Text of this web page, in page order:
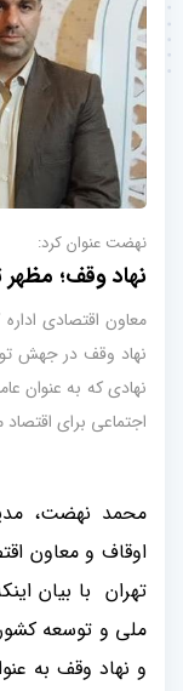
نهضت عنوان کرد:
نهاد وقف؛
معاون اقتصادی
نهاد وقف در جهش
نهادی که به عنوان
اجتماعی برای
محمد نهضت،
اوقاف و معاون
تهران با بیان
ملی و توسعه
و نهاد وقف به